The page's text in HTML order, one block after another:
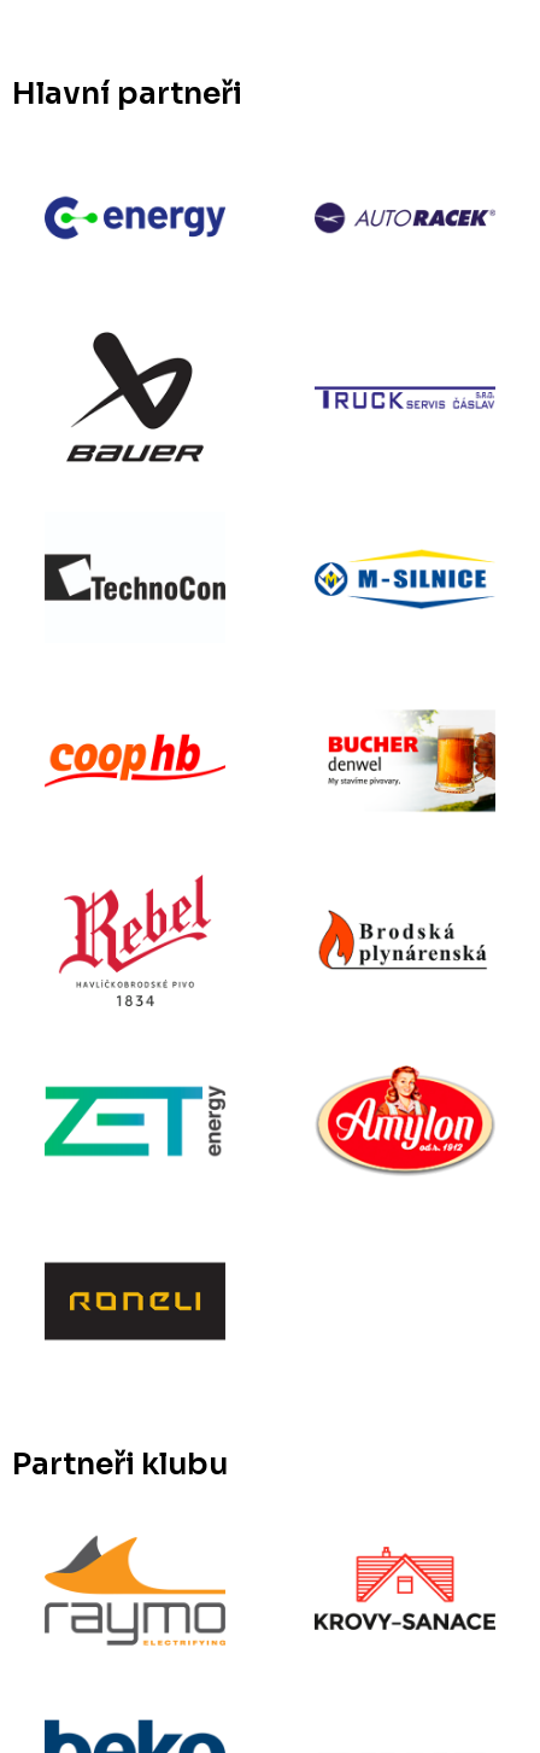
Hlavní partneři
Partneři klubu